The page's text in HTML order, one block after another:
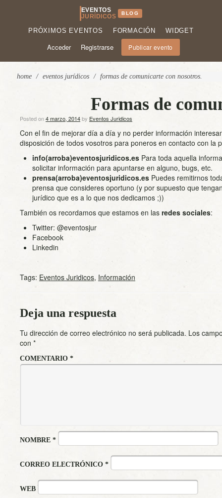
EVENTOS
JURÍDICOS
BLOG
PRÓXIMOS EVENTOS FORMACIÓN WIDGET
Acceder Registrarse Publicar evento
home / eventos jurídicos / formas de comunicarte con nosotros.
Formas de
Posted on4 marzo, 2014by Eventos Juridicos
Con el fin de mejorar día a día y no perder información
disposición de todos vosotros para poneros en contacto con la
info(arroba)eventosjuridicos.es Para toda aquella
solicitar información para apuntarse en alguno, bugs, etc.
prensa(arroba)eventosjuridicos.es Puedes remitirnos
prensa que consideres oportuno (y por supuesto que
jurídico que es a lo que nos dedicamos ;))
También os recordamos que estamos en las redes sociales:
Twitter: @eventosjur
Facebook
Linkedin
Tags: Eventos Juridicos, Información
Deja una respuesta
Tu dirección de correo electrónico no será publicada. Los
con *
COMENTARIO *
NOMBRE *
CORREO ELECTRÓNICO *
WEB